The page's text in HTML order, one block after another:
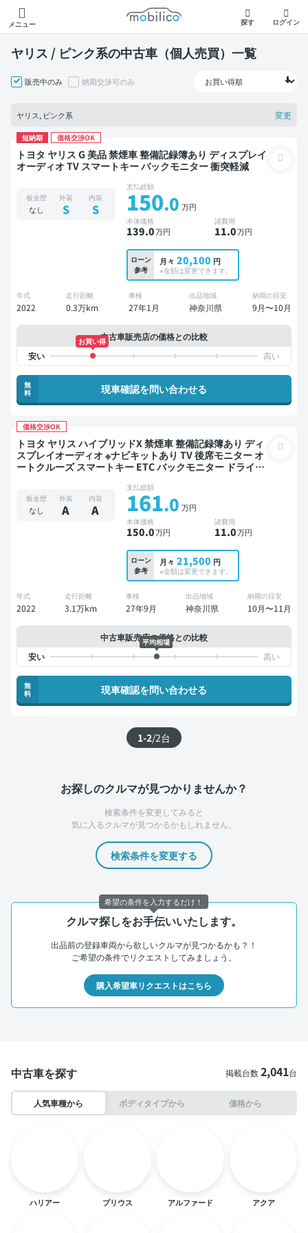
メニュー
モビリコ
探す ログイン
ヤリス / ピンク系の中古車（個人売買）一覧
販売中のみ 納期交渉可のみ
ヤリス, ピンク系 変更
短納期 価格交渉OK
トヨタ ヤリス G 美品 禁煙車 整備記録簿あり ディスプレイ
オーディオ TV スマートキー バックモニター 衝突軽減
板金歴
なし
外装
S
内装
S
支払総額
150.0 万円
本体価格
139.0万円
諸費用
11.0万円
ローン
参考
月々 20,100 円
※金額は変更できます。
年式
2022
走行距離
0.3万km
車検
27年1月
出品地域
神奈川県
納期の目安
9月〜10月
中古車販売店の価格との比較
お買い得
無
料
現車確認を問い合わせる
価格交渉OK
トヨタ ヤリス ハイブリッドX 禁煙車 整備記録簿あり ディ
スプレイオーディオ ※ナビキットあり TV 後席モニター オ
ートクルーズ スマートキー ETC バックモニター ドライブ
板金歴
なし
外装
A
内装
A
支払総額
161.0 万円
本体価格
150.0万円
諸費用
11.0万円
ローン
参考
月々 21,500 円
※金額は変更できます。
年式
2022
走行距離
3.1万km
車検
27年9月
出品地域
神奈川県
納期の目安
10月〜11月
中古車販売店の価格との比較
平均相場
無
料
現車確認を問い合わせる
1-2/2台
お探しのクルマが見つかりませんか？
検索条件を変更してみると
気に入るクルマが見つかるかもしれません。
検索条件を変更する
クルマ探しをお手伝いいたします。
出品前の登録車両から欲しいクルマが見つかるかも？！
ご希望の条件でリクエストしてみましょう。
購入希望車リクエストはこちら
中古車を探す 掲載台数2,041台
人気車種から ボディタイプから 価格から
ハリアー プリウス アルファード アクア
希望の条件を入力するだけ！